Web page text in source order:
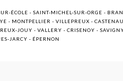
ÉCOLE - SAINT-MICHEL-SUR-ORGE -
- MONTPELLIER - VILLEPREUX -
JOUY - VALLERY - CRISENOY -
JARCY - ÉPERNON